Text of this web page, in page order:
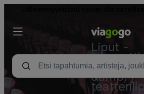
Liput -
konsertti,
urheilu
&amp;